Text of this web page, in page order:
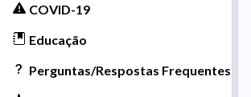
COVID-19
Educação
Perguntas/Respostas Frequentes